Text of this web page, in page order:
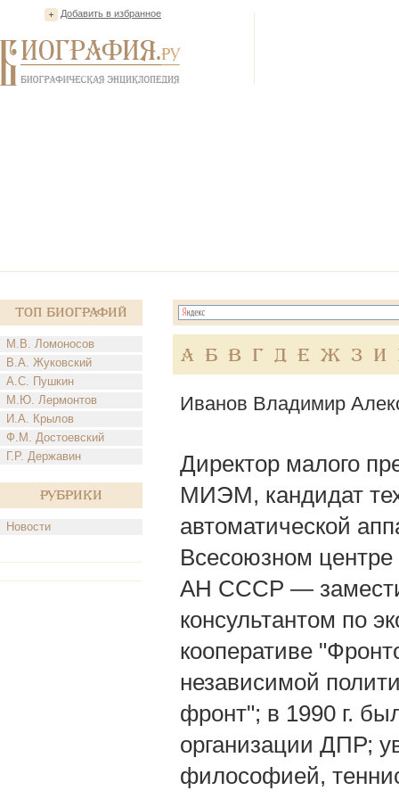
Добавить в избранное
Топ Биографий
М.В. Ломоносов
В.А. Жуковский
А.С. Пушкин
М.Ю. Лермонтов
И.А. Крылов
Ф.М. Достоевский
Г.Р. Державин
Рубрики
Новости
А Б В Г Д Е Ж З И
Иванов Владимир
Директор малого
МИЭМ, кандидат
автоматической
Всесоюзном центре
АН СССР —
консультантом по
кооперативе
независимой
фронт"; в 1990 г.
организации ДПР;
философией,